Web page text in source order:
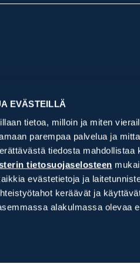
EVÄSTEILLÄ
tietoa, milloin ja miten
parempaa palvelua ja
tiedosta
tietosuojaselosteen
evästetietoja ja
keräävät ja
alakulmassa olevaa
ja brändini
kuntoon, mutta
Patentit
Suojan
Mallisuoja
Patentti
IPR-
IP-
Siirrot ja
IP-
Riita-
Muut